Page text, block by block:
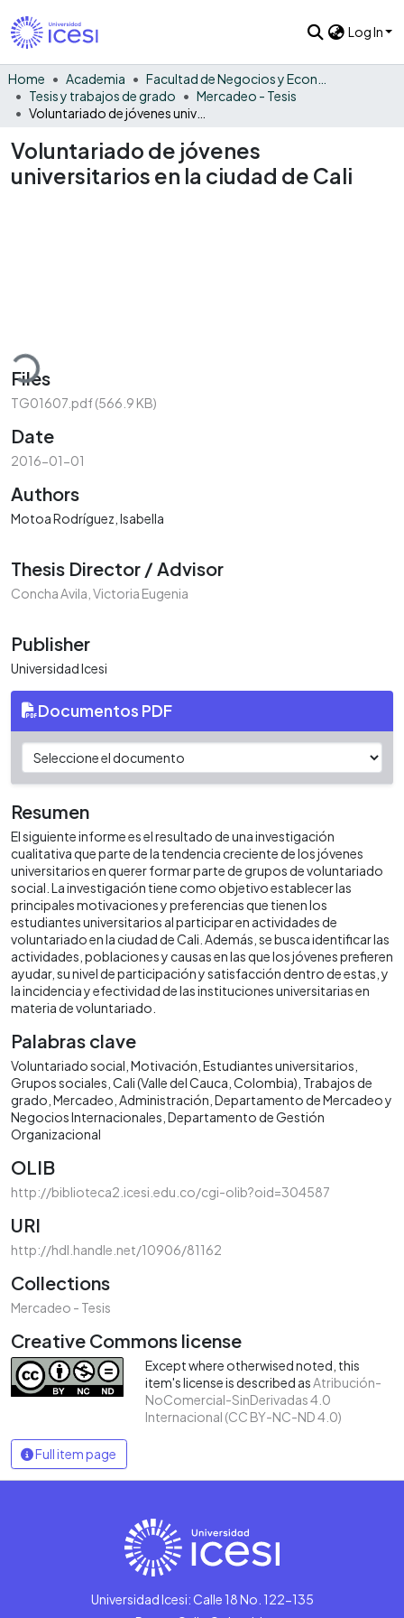
Log In
Home Academia
Tesis y trabajos de grado
Mercadeo - Tesis
Voluntariado de jóvenes
universitarios en la ciudad de Cali
Files
TG01607.pdf(566.9 KB)
Date
2016-01-01
Authors
Motoa Rodríguez, Isabella
Thesis Director / Advisor
Concha Avila, Victoria Eugenia
Publisher
Universidad Icesi
Documentos PDF
Resumen
El siguiente informe es el resultado de una investigación
cualitativa que parte de la tendencia creciente de los jóvenes
universitarios en querer formar parte de grupos de voluntariado
social. La investigación tiene como objetivo establecer las
principales motivaciones y preferencias que tienen los
estudiantes universitarios al participar en actividades de
voluntariado en la ciudad de Cali. Además, se busca identificar las
actividades, poblaciones y causas en las que los jóvenes prefieren
ayudar, su nivel de participación y satisfacción dentro de estas, y
la incidencia y efectividad de las instituciones universitarias en
materia de voluntariado.
Palabras clave
Voluntariado social Motivación Estudiantes universitarios
Grupos sociales Cali (Valle del Cauca, Colombia) Trabajos de
grado Mercadeo Administración Departamento de Mercadeo y
Negocios Internacionales Departamento de Gestión
Organizacional
OLIB
http://biblioteca2.icesi.edu.co/cgi-olib?oid=304587
URI
http://hdl.handle.net/10906/81162
Collections
Mercadeo - Tesis
Creative Commons license
Except where otherwised noted, this
item's license is described asAtribución-
NoComercial-SinDerivadas 4.0
Internacional (CC BY-NC-ND 4.0)
Full item page
Universidad Icesi: Calle 18 No. 122-135